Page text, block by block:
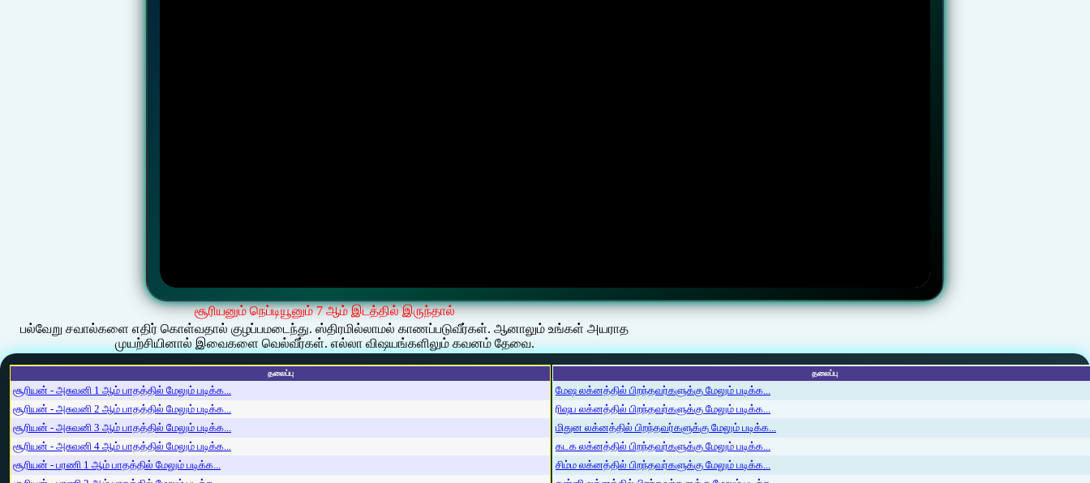
சூரியனும் நெப்டியூனும் 7 ஆம் இடத்தில் இருந்தால்
பல்வேறு சவால்களை எதிர் கொள்வதால் குழப்பமடைந்து. ஸ்திரமில்லாமல் காணப்படுவீர்கள். ஆனாலும் உங்கள் அயராத
முயற்சியினால் இவைகளை வெல்வீர்கள். எல்லா விஷயங்களிலும் கவனம் தேவை.
தலைப்பு
சூரியன் - அசுவனி 1 ஆம் பாதத்தில் மேலும் படிக்க...
சூரியன் - அசுவனி 2 ஆம் பாதத்தில் மேலும் படிக்க...
சூரியன் - அசுவனி 3 ஆம் பாதத்தில் மேலும் படிக்க...
சூரியன் - அசுவனி 4 ஆம் பாதத்தில் மேலும் படிக்க...
சூரியன் - பரணி 1 ஆம் பாதத்தில் மேலும் படிக்க...
தலைப்பு
மேஷ லக்னத்தில் பிறந்தவர்களுக்கு மேலும் படிக்க...
ரிஷப லக்னத்தில் பிறந்தவர்களுக்கு மேலும் படிக்க...
மிதுன லக்னத்தில் பிறந்தவர்களுக்கு மேலும் படிக்க...
கடக லக்னத்தில் பிறந்தவர்களுக்கு மேலும் படிக்க...
சிம்ம லக்னத்தில் பிறந்தவர்களுக்கு மேலும் படிக்க...